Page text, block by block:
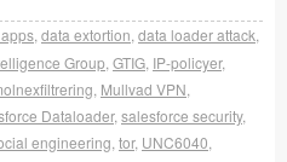
data extortion data loader attack
Group GTIG IP-policyer,
Mullvad VPN
Dataloader, salesforce security,
engineering tor, UNC6040